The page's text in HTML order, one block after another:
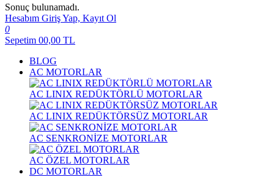
Sonuç bulunamadı.
Hesabım Giriş Yap, Kayıt Ol
0
Sepetim 00,00 TL
BLOG
AC MOTORLAR
AC LINIX REDÜKTÖRLÜ MOTORLAR
AC LINIX REDÜKTÖRSÜZ MOTORLAR
AC SENKRONİZE MOTORLAR
AC ÖZEL MOTORLAR
DC MOTORLAR